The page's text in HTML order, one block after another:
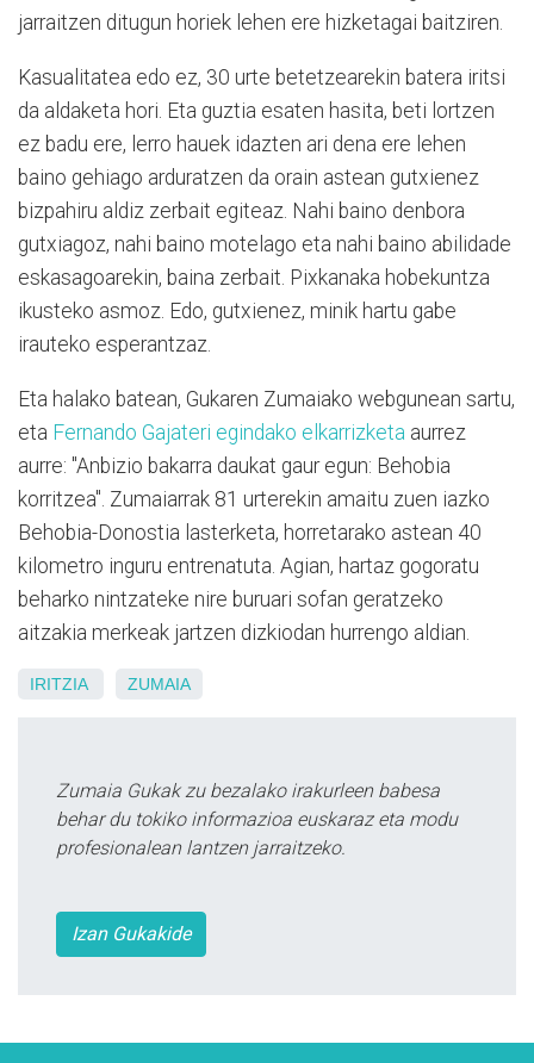
jarraitzen ditugun horiek lehen ere hizketagai baitziren.
Kasualitatea edo ez, 30 urte betetzearekin batera iritsi
da aldaketa hori. Eta guztia esaten hasita, beti lortzen
ez badu ere, lerro hauek idazten ari dena ere lehen
baino gehiago arduratzen da orain astean gutxienez
bizpahiru aldiz zerbait egiteaz. Nahi baino denbora
gutxiagoz, nahi baino motelago eta nahi baino abilidade
eskasagoarekin, baina zerbait. Pixkanaka hobekuntza
ikusteko asmoz. Edo, gutxienez, minik hartu gabe
irauteko esperantzaz.
Eta halako batean, Gukaren Zumaiako webgunean sartu,
eta Fernando Gajateri egindako elkarrizketa aurrez
aurre: "Anbizio bakarra daukat gaur egun: Behobia
korritzea". Zumaiarrak 81 urterekin amaitu zuen iazko
Behobia-Donostia lasterketa, horretarako astean 40
kilometro inguru entrenatuta. Agian, hartaz gogoratu
beharko nintzateke nire buruari sofan geratzeko
aitzakia merkeak jartzen dizkiodan hurrengo aldian.
IRITZIA ZUMAIA
Zumaia Gukak zu bezalako irakurleen babesa
behar du tokiko informazioa euskaraz eta modu
profesionalean lantzen jarraitzeko.
Izan Gukakide